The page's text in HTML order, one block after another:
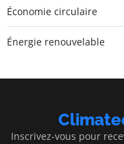
Économie circulaire
Énergie renouvelable
Inscrivez-vous pour